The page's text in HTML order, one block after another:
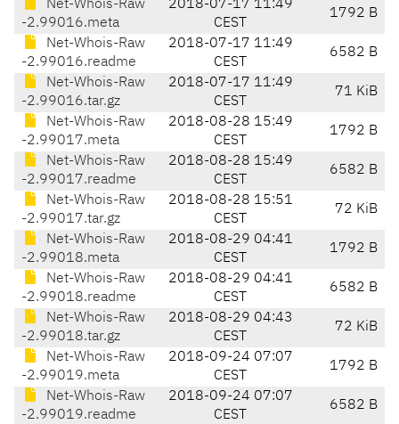
Net-Whois-Raw
-2.99016.meta
2018-07-17 11:49
CEST
1792 B
Net-Whois-Raw
-2.99016.readme
2018-07-17 11:49
CEST
6582 B
Net-Whois-Raw
-2.99016.tar.gz
2018-07-17 11:49
CEST
71 KiB
Net-Whois-Raw
-2.99017.meta
2018-08-28 15:49
CEST
1792 B
Net-Whois-Raw
-2.99017.readme
2018-08-28 15:49
CEST
6582 B
Net-Whois-Raw
-2.99017.tar.gz
2018-08-28 15:51
CEST
72 KiB
Net-Whois-Raw
-2.99018.meta
2018-08-29 04:41
CEST
1792 B
Net-Whois-Raw
-2.99018.readme
2018-08-29 04:41
CEST
6582 B
Net-Whois-Raw
-2.99018.tar.gz
2018-08-29 04:43
CEST
72 KiB
Net-Whois-Raw
-2.99019.meta
2018-09-24 07:07
CEST
1792 B
Net-Whois-Raw
-2.99019.readme
2018-09-24 07:07
CEST
6582 B